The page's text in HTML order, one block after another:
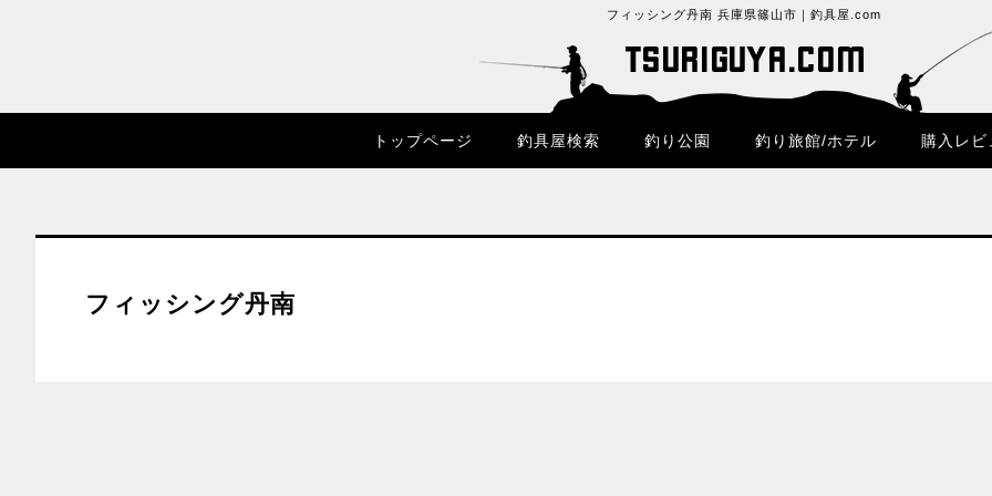
フィッシング丹南 兵庫県篠山市｜釣具屋.com
トップページ 釣具屋検索 釣り公園 釣り旅館/ホテル 購入レビ
フィッシング丹南